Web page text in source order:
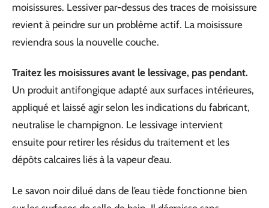
moisissures. Lessiver par-dessus des traces de moisissure
revient à peindre sur un problème actif. La moisissure
reviendra sous la nouvelle couche.
Traitez les moisissures avant le lessivage, pas pendant.
Un produit antifongique adapté aux surfaces intérieures,
appliqué et laissé agir selon les indications du fabricant,
neutralise le champignon. Le lessivage intervient
ensuite pour retirer les résidus du traitement et les
dépôts calcaires liés à la vapeur d’eau.
Le savon noir dilué dans de l’eau tiède fonctionne bien